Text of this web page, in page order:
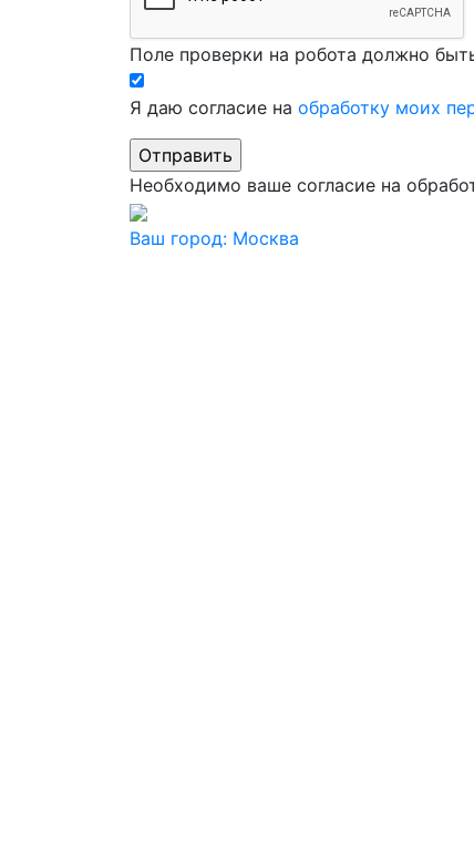
Поле проверки на робота должно
Я даю согласие на обработку моих
Необходимо ваше согласие на
Ваш город: Москва